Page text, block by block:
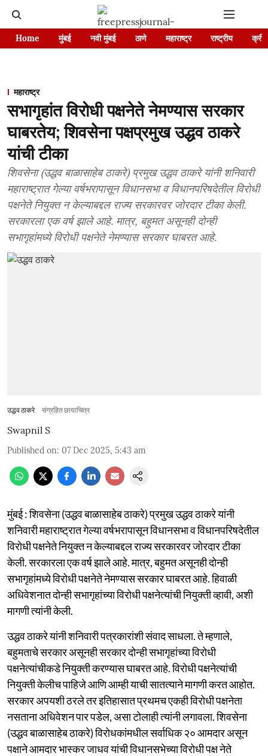
Home मुंबई नवी मुंबई ठाणे महाराष्ट्र राष्ट्रीय
महाराष्ट्र
सभागृहांत विरोधी पक्षनेते नेमण्यास सरकार
घाबरतेय; शिवसेना पक्षप्रमुख उद्धव ठाकरे
यांची टीका
शिवसेना (उद्धव बाळासाहेब ठाकरे) प्रमुख उद्धव ठाकरे यांनी शनिवारी
महाराष्ट्रात गेल्या वर्षभरापासून विधानसभा व विधानपरिषदेतील विरोधी
पक्षनेते नियुक्त न केल्याबद्दल राज्य सरकारवर जोरदार टीका केली.
सरकारला एक वर्ष झाले आहे. मात्र, बहुमत असूनही दोन्ही
सभागृहांमध्ये विरोधी पक्षनेते नेमण्यास सरकार घाबरत आहे.
उद्धव ठाकरे संग्रहित छायाचित्र
Swapnil S
Published on: 07 Dec 2025, 5:43 am
मुंबई : शिवसेना (उद्धव बाळासाहेब ठाकरे) प्रमुख उद्धव ठाकरे यांनी
शनिवारी महाराष्ट्रात गेल्या वर्षभरापासून विधानसभा व विधानपरिषदेतील
विरोधी पक्षनेते नियुक्त न केल्याबद्दल राज्य सरकारवर जोरदार टीका
केली. सरकारला एक वर्ष झाले आहे. मात्र, बहुमत असूनही दोन्ही
सभागृहांमध्ये विरोधी पक्षनेते नेमण्यास सरकार घाबरत आहे. हिवाळी
अधिवेशनात दोन्ही सभागृहांच्या विरोधी पक्षनेत्यांची नियुक्ती व्हावी, अशी
मागणी त्यांनी केली.
उद्धव ठाकरे यांनी शनिवारी पत्रकारांशी संवाद साधला. ते म्हणाले,
बहुमताचे सरकार असूनही सरकार दोन्ही सभागृहांच्या विरोधी
पक्षनेत्यांचीकडे नियुक्ती करण्यास घाबरत आहे. विरोधी पक्षनेत्यांची
नियुक्ती केलीच पाहिजे आणि आम्ही याची सातत्याने मागणी करत आहोत.
सरकार अपयशी ठरले तर इतिहासात प्रथमच एकही विरोधी पक्षनेता
नसताना अधिवेशन पार पडेल, असा टोलाही त्यांनी लगावला. शिवसेना
(उद्धव बाळासाहेब ठाकरे) विरोधकांमधील सर्वाधिक २० आमदार असून
पक्षाने आमदार भास्कर जाधव यांची विधानसभेच्या विरोधी पक्ष नेते